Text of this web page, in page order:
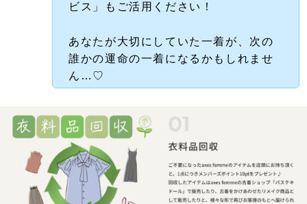
ビス」もご活用ください！
あなたが大切にしていた一着が、次の
誰かの運命の一着になるかもしれませ
ん…♡